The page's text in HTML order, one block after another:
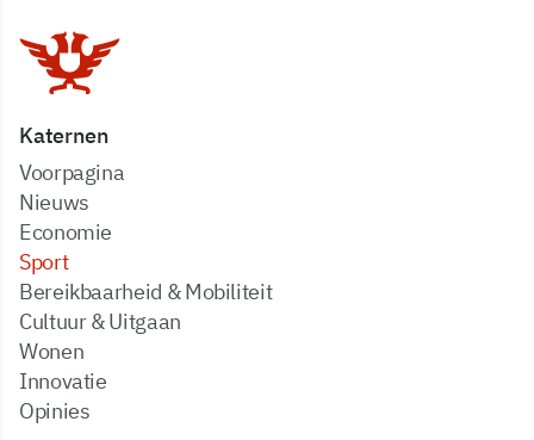
Katernen
Voorpagina
Nieuws
Economie
Sport
Bereikbaarheid & Mobiliteit
Cultuur & Uitgaan
Wonen
Innovatie
Opinies